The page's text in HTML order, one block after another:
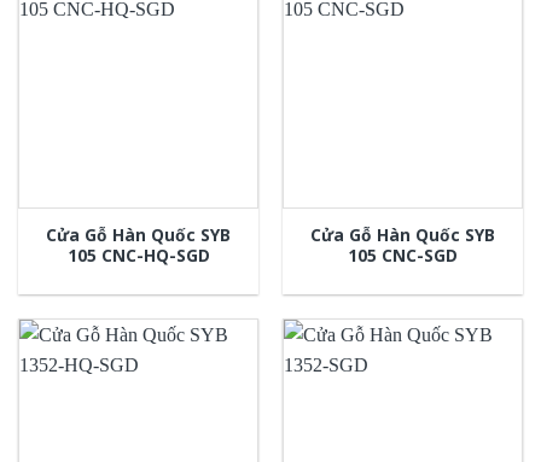
Cửa Gỗ Hàn Quốc SYB
105 CNC-HQ-SGD
Cửa Gỗ Hàn Quốc SYB
105 CNC-SGD